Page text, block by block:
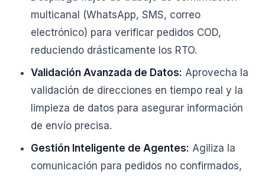
multicanal (WhatsApp, SMS, correo
electrónico) para verificar pedidos COD,
reduciendo drásticamente los RTO.
Validación Avanzada de Datos: Aprovecha la
validación de direcciones en tiempo real y la
limpieza de datos para asegurar información
de envío precisa.
Gestión Inteligente de Agentes: Agiliza la
comunicación para pedidos no confirmados,